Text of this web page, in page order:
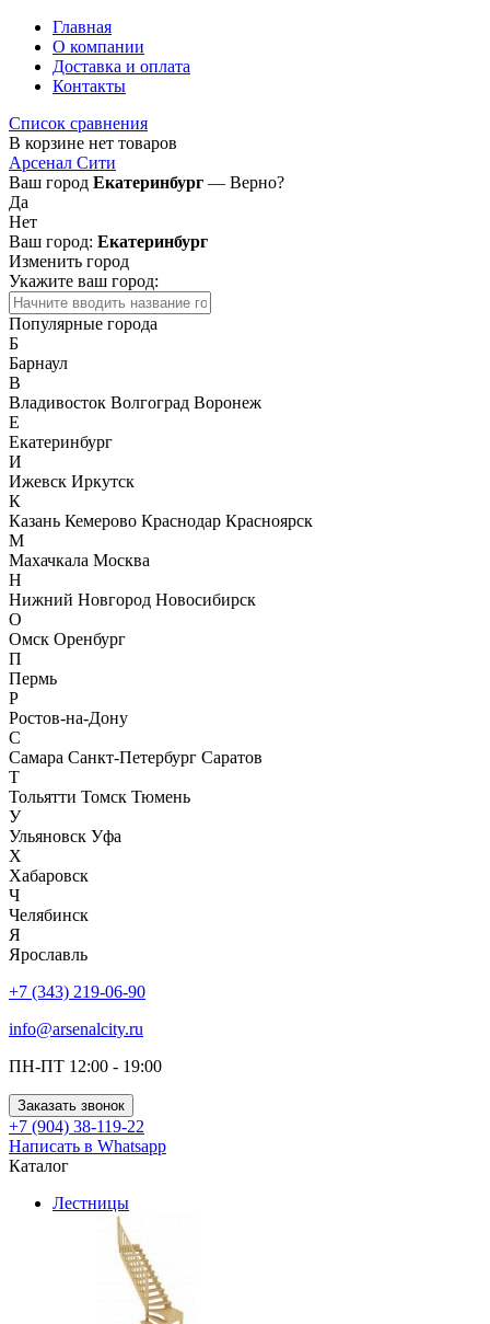
Главная
О компании
Доставка и оплата
Контакты
Список сравнения
В корзине нет товаров
Арсенал Сити
Ваш город Екатеринбург — Верно?
Да
Нет
Ваш город: Екатеринбург
Изменить город
Укажите ваш город:
Популярные города
Б
Барнаул
В
Владивосток Волгоград Воронеж
Е
Екатеринбург
И
Ижевск Иркутск
К
Казань Кемерово Краснодар Красноярск
М
Махачкала Москва
Н
Нижний Новгород Новосибирск
О
Омск Оренбург
П
Пермь
Р
Ростов-на-Дону
С
Самара Санкт-Петербург Саратов
Т
Тольятти Томск Тюмень
У
Ульяновск Уфа
Х
Хабаровск
Ч
Челябинск
Я
Ярославль
+7 (343) 219-06-90
info@arsenalcity.ru
ПН-ПТ 12:00 - 19:00
Заказать звонок
+7 (904) 38-119-22
Написать в Whatsapp
Каталог
Лестницы